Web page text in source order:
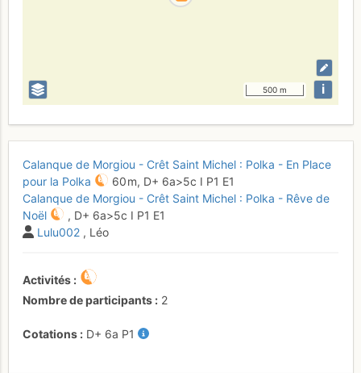
500 m i
Calanque de Morgiou - Crêt Saint Michel : Polka - En Place
pour la Polka
60 m, D+ 6a>5c I P1 E1
Calanque de Morgiou - Crêt Saint Michel : Polka - Rêve de
Noël
, D+ 6a>5c I P1 E1
Lulu002 , Léo
Activités
Nombre de participants
2
Cotations D+ 6a P1